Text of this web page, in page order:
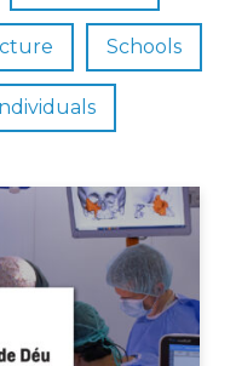
Schools